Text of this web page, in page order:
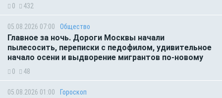
0 432
05.08.2026 07:00 Общество
Главное за ночь. Дороги Москвы начали
пылесосить, переписки с педофилом, удивительное
начало осени и выдворение мигрантов по-новому
0 48
05.08.2026 01:00 Гороскоп